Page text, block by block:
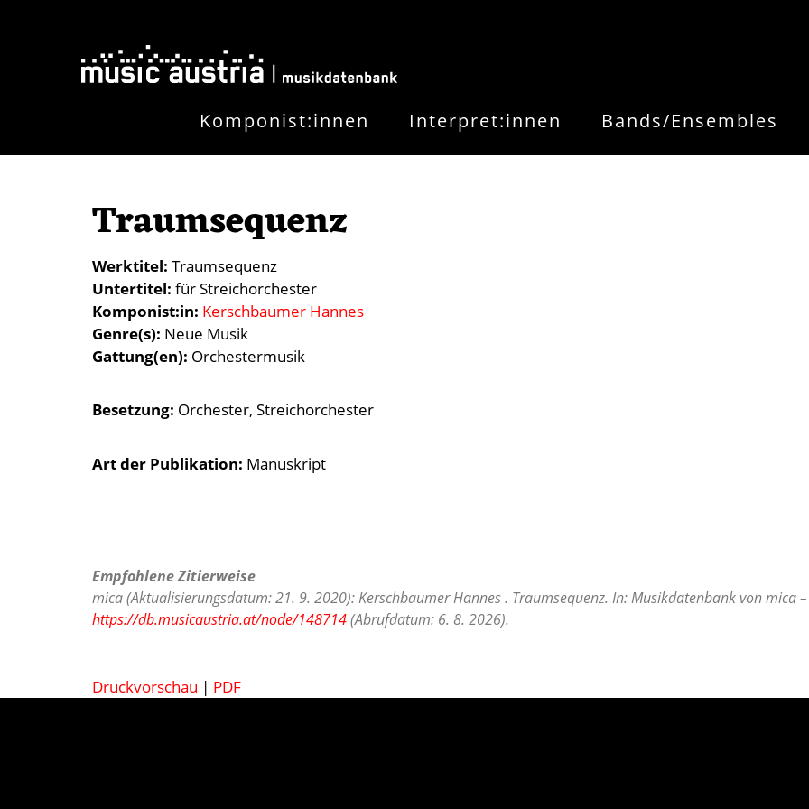
Komponist:innen Interpret:innen Bands/Ensembles
Traumsequenz
Werktitel Traumsequenz
Untertitel für Streichorchester
Komponist:in Kerschbaumer Hannes
Genre(s) Neue Musik
Gattung(en) Orchestermusik
Besetzung Orchester Streichorchester
Art der Publikation Manuskript
Empfohlene Zitierweise
mica (Aktualisierungsdatum: 21. 9. 2020): Kerschbaumer Hannes . Traumsequenz. In: Musikdatenbank von
https://db.musicaustria.at/node/148714(Abrufdatum: 6. 8. 2026).
Druckvorschau | PDF